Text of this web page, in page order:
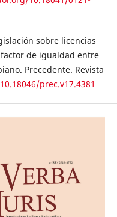
sobre licencias
de igualdad entre
Precedente. Revista
prec.v17.4381